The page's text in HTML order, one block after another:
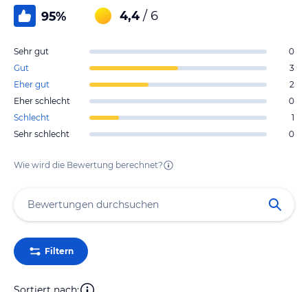
95% 4,4 / 6
Sehr gut
0
Gut
3
Eher gut
2
Eher schlecht
0
Schlecht
1
Sehr schlecht
0
Wie wird die Bewertung berechnet?
Filtern